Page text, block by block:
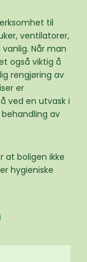
til
ventilatorer,
Når man
også viktig å
rengjøring av
er
ved en utvask i
av
at boligen ikke
hygieniske